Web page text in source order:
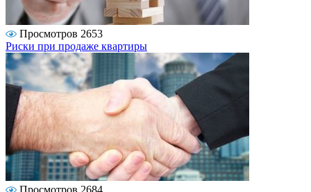
Просмотров 2653
Риски при продаже квартиры